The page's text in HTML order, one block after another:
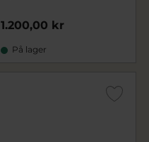
1.200,00 kr
På lager